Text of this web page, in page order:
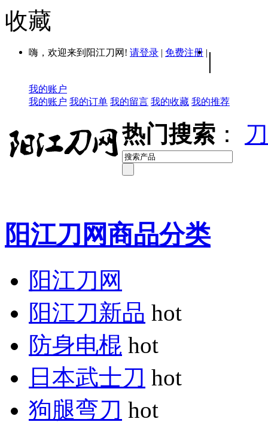
收藏
嗨，欢迎来到阳江刀网! 请登录 | 免费注册 | |
我的账户
我的账户 我的订单 我的留言 我的收藏 我的推荐
热门搜索 ：
阳江刀网商品分类
阳江刀网
阳江刀新品 hot
防身电棍 hot
日本武士刀 hot
狗腿弯刀 hot